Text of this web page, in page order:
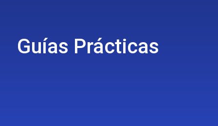
Guías Prácticas